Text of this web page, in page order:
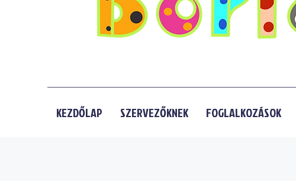
KEZDŐLAP SZERVEZŐKNEK FOGLALKOZÁSOK